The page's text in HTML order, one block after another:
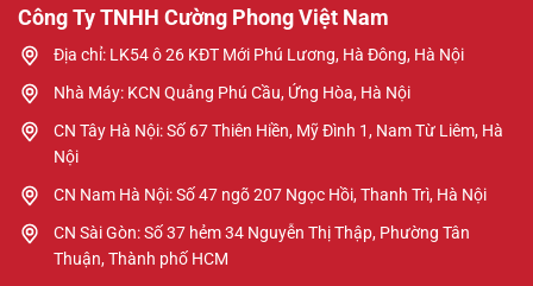
Công Ty TNHH Cường Phong Việt Nam
Địa chỉ: LK54 ô 26 KĐT Mới Phú Lương, Hà Đông, Hà Nội
Nhà Máy: KCN Quảng Phú Cầu, Ứng Hòa, Hà Nội
CN Tây Hà Nội: Số 67 Thiên Hiền, Mỹ Đình 1, Nam Từ Liêm, Hà
Nội
CN Nam Hà Nội: Số 47 ngõ 207 Ngọc Hồi, Thanh Trì, Hà Nội
CN Sài Gòn: Số 37 hẻm 34 Nguyễn Thị Thập, Phường Tân
Thuận, Thành phố HCM